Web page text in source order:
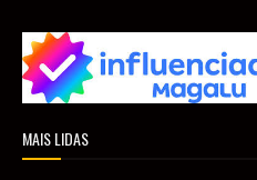
MAIS LIDAS